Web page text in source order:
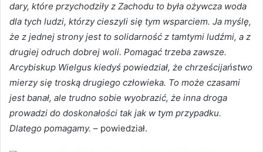
dary, które przychodziły z Zachodu to była ożywcza woda
dla tych ludzi, którzy cieszyli się tym wsparciem. Ja myślę,
że z jednej strony jest to solidarność z tamtymi ludźmi, a z
drugiej odruch dobrej woli. Pomagać trzeba zawsze.
Arcybiskup Wielgus kiedyś powiedział, że chrześcijaństwo
mierzy się troską drugiego człowieka. To może czasami
jest banał, ale trudno sobie wyobrazić, że inna droga
prowadzi do doskonałości tak jak w tym przypadku.
Dlatego pomagamy. – powiedział.